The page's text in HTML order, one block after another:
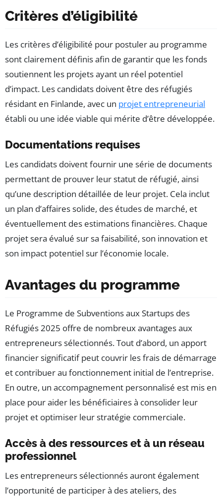
Critères d’éligibilité
Les critères d’éligibilité pour postuler au programme
sont clairement définis afin de garantir que les fonds
soutiennent les projets ayant un réel potentiel
d’impact. Les candidats doivent être des réfugiés
résidant en Finlande, avec un projet entrepreneurial
établi ou une idée viable qui mérite d’être développée.
Documentations requises
Les candidats doivent fournir une série de documents
permettant de prouver leur statut de réfugié, ainsi
qu’une description détaillée de leur projet. Cela inclut
un plan d’affaires solide, des études de marché, et
éventuellement des estimations financières. Chaque
projet sera évalué sur sa faisabilité, son innovation et
son impact potentiel sur l’économie locale.
Avantages du programme
Le Programme de Subventions aux Startups des
Réfugiés 2025 offre de nombreux avantages aux
entrepreneurs sélectionnés. Tout d’abord, un apport
financier significatif peut couvrir les frais de démarrage
et contribuer au fonctionnement initial de l’entreprise.
En outre, un accompagnement personnalisé est mis en
place pour aider les bénéficiaires à consolider leur
projet et optimiser leur stratégie commerciale.
Accès à des ressources et à un réseau
professionnel
Les entrepreneurs sélectionnés auront également
l’opportunité de participer à des ateliers, des